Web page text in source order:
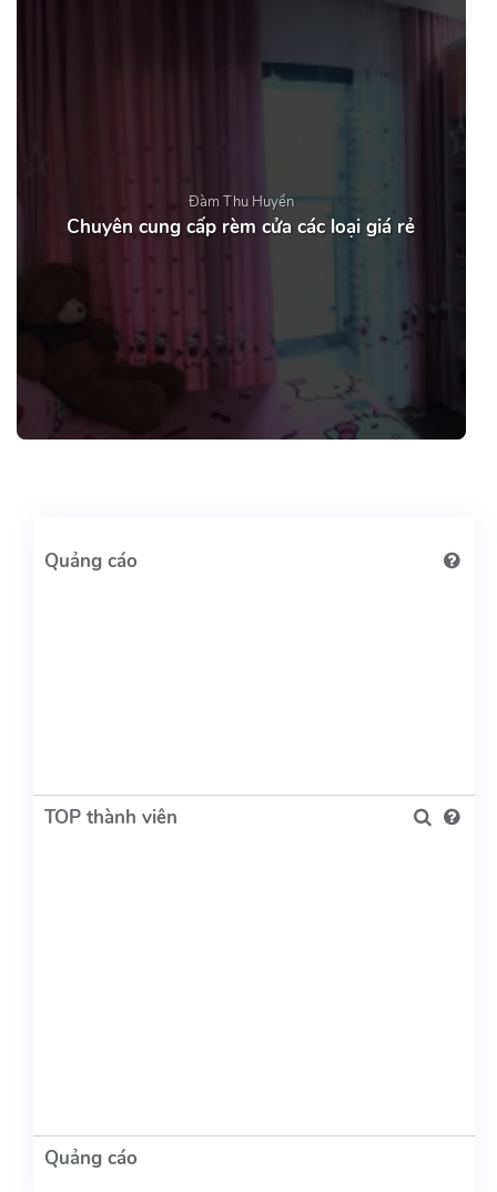
Đàm Thu Huyền
Chuyên cung cấp rèm cửa các loại giá rẻ
TOP thành viên